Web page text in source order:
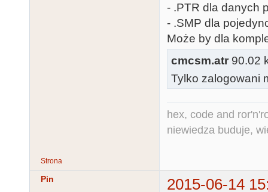
- .PTR dla danych
- .SMP dla
Może by dla
cmcsm.atr 90.02
Tylko zalogowani
hex, code and
niewiedza buduje,
Strona
Pin 2015-06-14